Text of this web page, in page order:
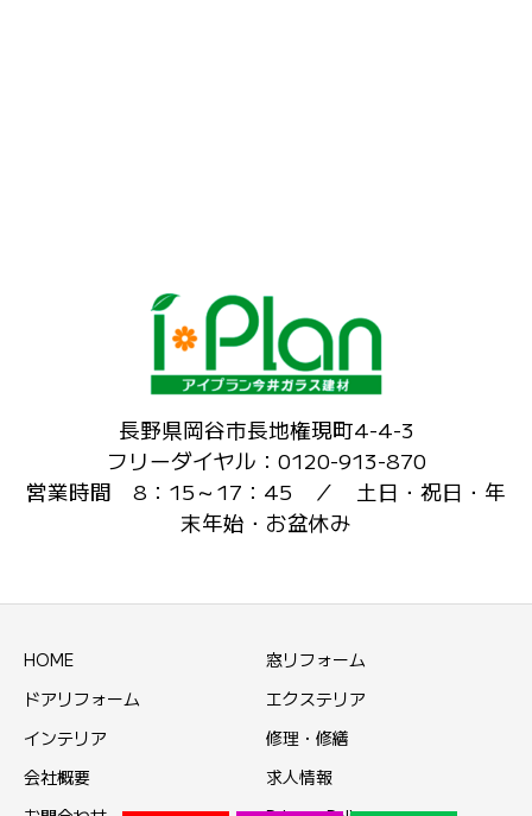
長野県岡谷市長地権現町4-4-3
フリーダイヤル：0120-913-870
営業時間 8：15～17：45 ／ 土日・祝日・年
末年始・お盆休み
HOME
窓リフォーム
ドアリフォーム
エクステリア
インテリア
修理・修繕
会社概要
求人情報